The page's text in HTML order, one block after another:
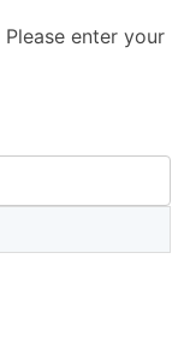
enter your